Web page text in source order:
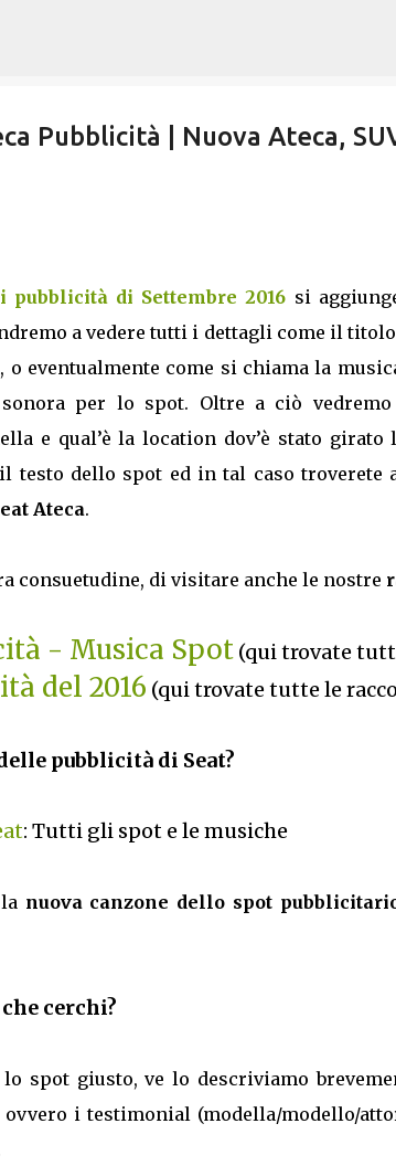
Pubblicità | Nuova Ateca,
pubblicità di Settembre 2016 si
a vedere tutti i dettagli come il
o eventualmente come si chiama la
per lo spot. Oltre a ciò
e qual’è la location dov’è stato
testo dello spot ed in tal caso troverete
Ateca.
consuetudine, di visitare anche le nostre
- Musica Spot (qui trovate
del 2016 (qui trovate tutte le
pubblicità di Seat?
: Tutti gli spot e le musiche
nuova canzone dello spot
cerchi?
spot giusto, ve lo descriviamo
i testimonial (modella/modello/